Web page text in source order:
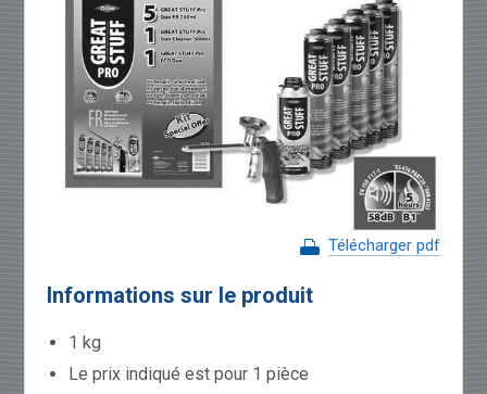
Télécharger pdf
Informations sur le produit
1 kg
Le prix indiqué est pour 1 pièce